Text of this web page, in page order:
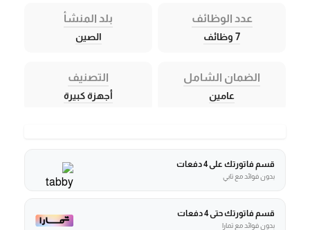
عدد الوظائف
7 وظائف
بلد المنشأ
الصين
الضمان الشامل
عامين
التصنيف
أجهزة كبيرة
قسم فاتورتك على 4 دفعات
بدون فوائد مع تابي
قسم فاتورتك حتى 4 دفعات
بدون فوائد مع تمارا